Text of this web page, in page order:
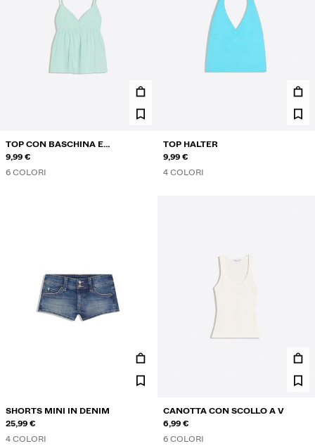
TOP CON BASCHINA E
BRETELLINE
9,99 €
6 COLORI
TOP HALTER
9,99 €
4 COLORI
SHORTS MINI IN DENIM
25,99 €
4 COLORI
CANOTTA CON SCOLLO A V
6,99 €
6 COLORI